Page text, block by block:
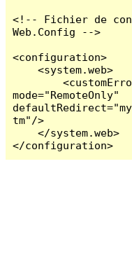
<!-- Fichier de
Web.Config -->
<configuration>
    <system.web>
        <customErrors
mode="RemoteOnly"
tm"/>
    </system.web>
</configuration>